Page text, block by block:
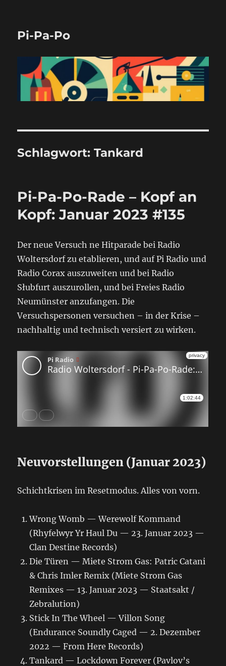
Pi-Pa-Po
Schlagwort:Tankard
Pi-Pa-Po-Rade – Kopf an
Kopf: Januar 2023 #135
Der neue Versuch ne Hitparade bei Radio
Woltersdorf zu etablieren, und auf Pi Radio und
Radio Corax auszuweiten und bei Radio
Słubfurt auszurollen, und bei Freies Radio
Neumünster anzufangen. Die
Versuchspersonen versuchen – in der Krise –
nachhaltig und technisch versiert zu wirken.
Neuvorstellungen (Januar 2023)
Schichtkrisen im Resetmodus. Alles von vorn.
Wrong Womb — Werewolf Kommand
(Rhyfelwyr Yr Haul Du — 23. Januar 2023 —
Clan Destine Records)
Die Türen — Miete Strom Gas: Patric Catani
& Chris Imler Remix (Miete Strom Gas
Remixes — 13. Januar 2023 — Staatsakt /
Zebralution)
Stick In The Wheel — Villon Song
(Endurance Soundly Caged — 2. Dezember
2022 — From Here Records)
Tankard — Lockdown Forever (Pavlov’s